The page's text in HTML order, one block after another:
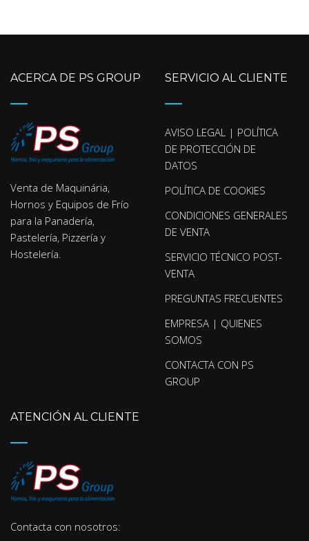
ACERCA DE PS GROUP
Venta de Maquinária,
Hornos y Equipos de Frío
para la Panadería,
Pastelería, Pizzería y
Hostelería.
SERVICIO AL CLIENTE
AVISO LEGAL | POLÍTICA
DE PROTECCIÓN DE
DATOS
POLÍTICA DE COOKIES
CONDICIONES GENERALES
DE VENTA
SERVICIO TÉCNICO POST-
VENTA
PREGUNTAS FRECUENTES
EMPRESA | QUIENES
SOMOS
CONTACTA CON PS
GROUP
ATENCIÓN AL CLIENTE
Contacta con nosotros: